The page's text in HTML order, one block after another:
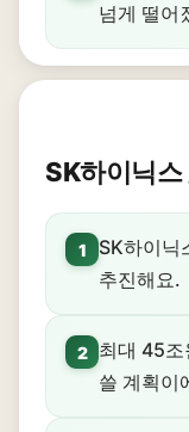
넘게 떨어
SK하이닉스
1
SK하이닉
추진해요.
2
최대 45조
쓸 계획이